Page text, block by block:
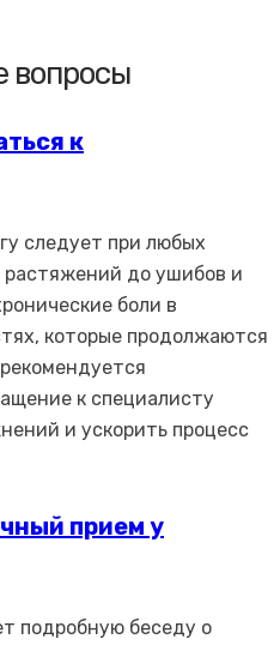
вопросы
к
следует при любых
растяжений до ушибов и
боли в
которые продолжаются
к специалисту
и ускорить процесс
прием у
подробную беседу о